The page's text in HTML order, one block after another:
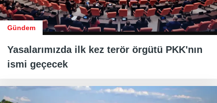
Gündem
Yasalarımızda ilk kez terör örgütü PKK'nın
ismi geçecek